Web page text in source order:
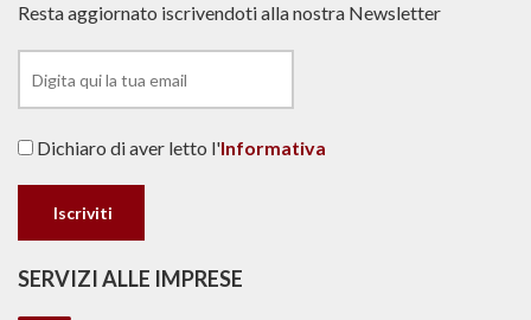
Resta aggiornato iscrivendoti alla nostra Newsletter
Dichiaro di aver letto l'Informativa
SERVIZI ALLE IMPRESE